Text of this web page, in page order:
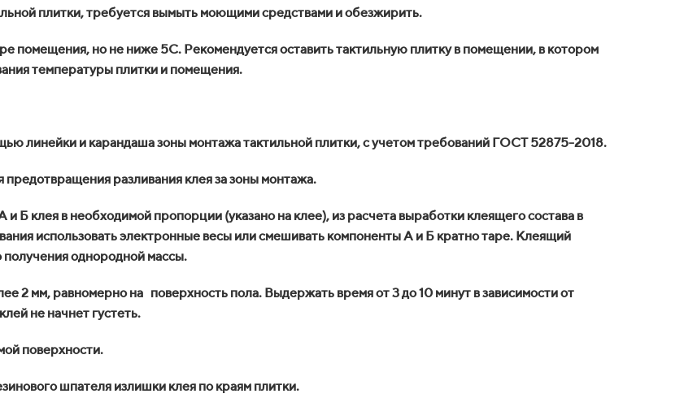
плитки, требуется вымыть моющими средствами и обезжирить.
помещения, но не ниже 5С. Рекомендуется оставить тактильную плитку в помещении, в котором
температуры плитки и помещения.
линейки и карандаша зоны монтажа тактильной плитки, с учетом требований ГОСТ 52875-2018.
разливания клея за зоны монтажа.
Б клея в необходимой пропорции (указано на клее), из расчета выработки клеящего состава в
использовать электронные весы или смешивать компоненты А и Б кратно таре. Клеящий
однородной массы.
2 мм, равномерно на поверхность пола. Выдержать время от 3 до 10 минут в зависимости от
не начнет густеть.
поверхности.
шпателя излишки клея по краям плитки.